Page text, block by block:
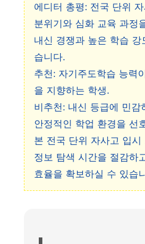
에디터 총평: 전국 단위
분위기와 심화 교육 과정
내신 경쟁과 높은 학습
습니다.
추천: 자기주도학습 능력
을 지향하는 학생.
비추천: 내신 등급에 민감
안정적인 학업 환경을 선
본 전국 단위 자사고 입시
정보 탐색 시간을 절감하
효율을 확보하실 수 있습